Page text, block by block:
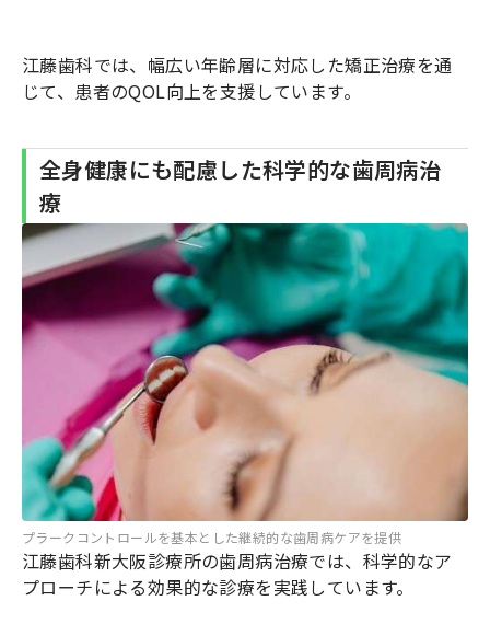
江藤歯科では、幅広い年齢層に対応した矯正治療を通
じて、患者のQOL向上を支援しています。
全身健康にも配慮した科学的な歯周病治
療
プラークコントロールを基本とした継続的な歯周病ケアを提供
江藤歯科新大阪診療所の歯周病治療では、科学的なア
プローチによる効果的な診療を実践しています。